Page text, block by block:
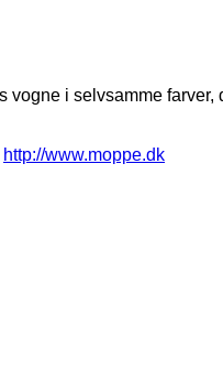
i selvsamme farver,
http://www.moppe.dk